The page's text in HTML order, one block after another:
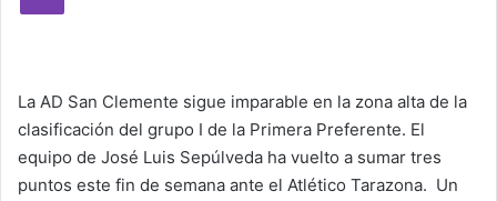
La AD San Clemente sigue imparable en la zona alta de la
clasificación del grupo I de la Primera Preferente. El
equipo de José Luis Sepúlveda ha vuelto a sumar tres
puntos este fin de semana ante el Atlético Tarazona. Un